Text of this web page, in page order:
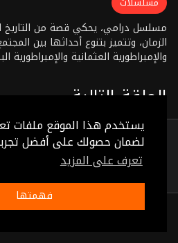
يستخدم هذا الموقع ملفات
لضمان حصولك على أفضل
تعرف على المزيد
فهمتها
مسلسل درامي، يحكي قصة من التاريخ
الزمان، وتتميز بتنوع أحداثها بين
والإمبراطورية العثمانية
وضاح حلوم، مروان أبو شاهين، زهير
الحلقة التالية
الحلقة 32
(0:49:15)